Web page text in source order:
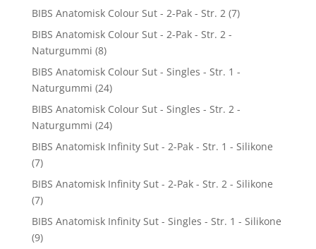
BIBS Anatomisk Colour Sut - 2-Pak - Str. 2 (7)
BIBS Anatomisk Colour Sut - 2-Pak - Str. 2 -
Naturgummi (8)
BIBS Anatomisk Colour Sut - Singles - Str. 1 -
Naturgummi (24)
BIBS Anatomisk Colour Sut - Singles - Str. 2 -
Naturgummi (24)
BIBS Anatomisk Infinity Sut - 2-Pak - Str. 1 - Silikone
(7)
BIBS Anatomisk Infinity Sut - 2-Pak - Str. 2 - Silikone
(7)
BIBS Anatomisk Infinity Sut - Singles - Str. 1 - Silikone
(9)